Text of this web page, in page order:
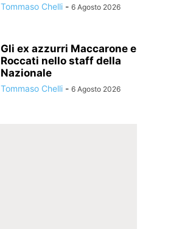
Tommaso Chelli - 6 Agosto 2026
Gli ex azzurri Maccarone e
Roccati nello staff della
Nazionale
Tommaso Chelli - 6 Agosto 2026